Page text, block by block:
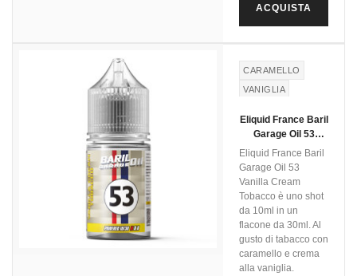
ACQUISTA
CARAMELLO
VANIGLIA
Eliquid France Baril
Garage Oil 53
Vanilla Cream
Tobacco - Mini Shot
10+20
Eliquid France Baril
Garage Oil 53
Vanilla Cream
Tobacco è uno shot
da 10ml in un
flacone da 30ml. Al
gusto di tabacco con
caramello e crema
alla vaniglia.